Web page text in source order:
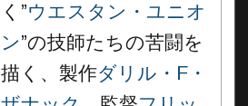
く”ウエスタン・ユニオ
ン”の技師たちの苦闘を
描く、製作ダリル・F・